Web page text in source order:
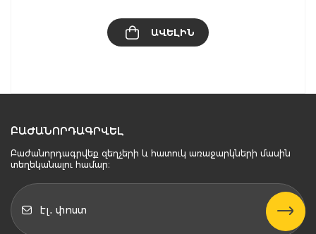
ԱՎԵԼԻՆ
ԲԱԺԱՆՈՐԴԱԳՐՎԵԼ
Բաժանորդագրվեք զեղչերի և հատուկ առաջարկների մասին
տեղեկանալու համար։